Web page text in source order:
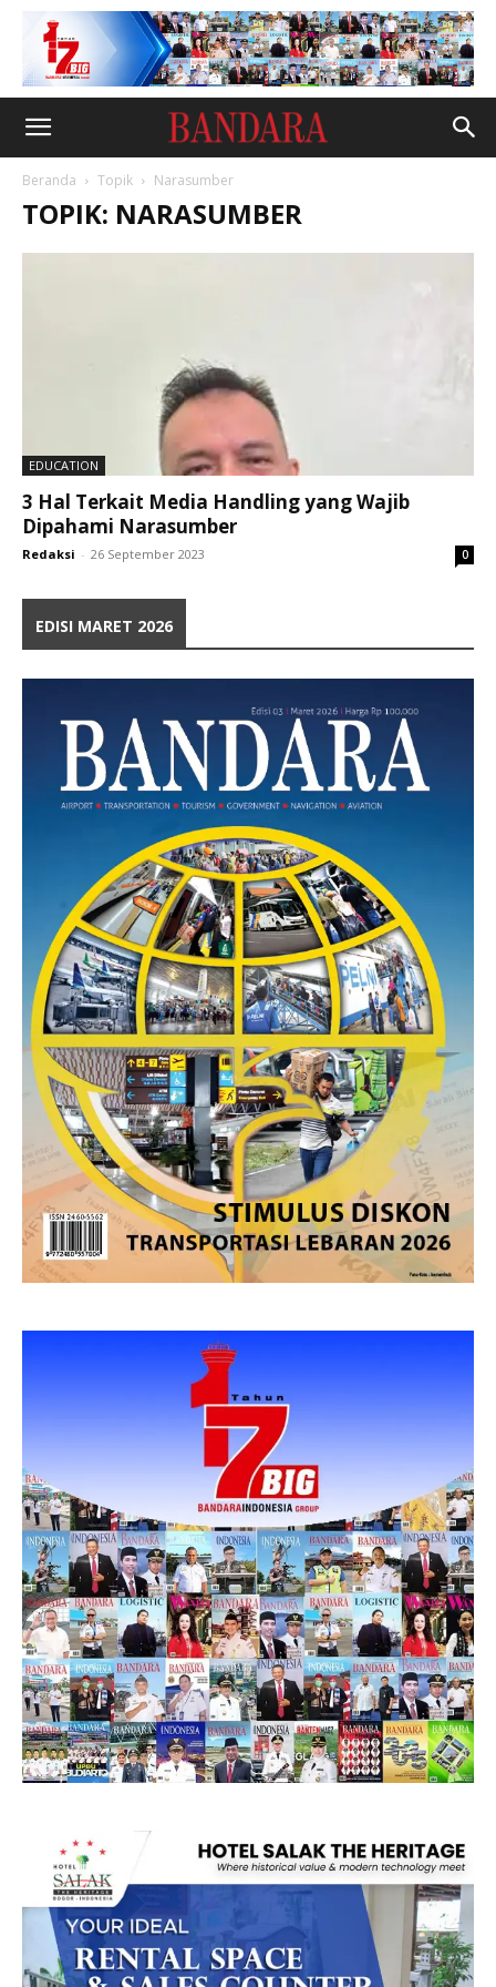
Beranda Topik Narasumber
TOPIK: NARASUMBER
EDUCATION
3 Hal Terkait Media Handling yang Wajib
Dipahami Narasumber
Redaksi - 26 September 2023 0
EDISI MARET 2026